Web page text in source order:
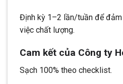
Định kỳ 1–2 lần/tuần để
việc chất lượng.
Cam kết của Công ty
Sạch 100% theo checklist.